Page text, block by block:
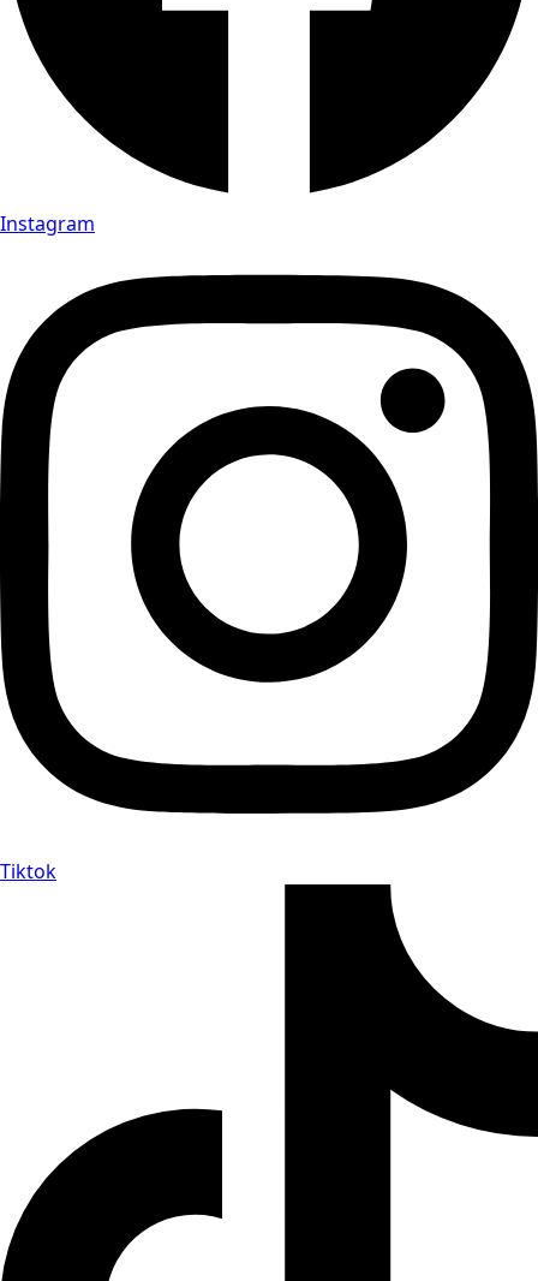
Instagram
Tiktok